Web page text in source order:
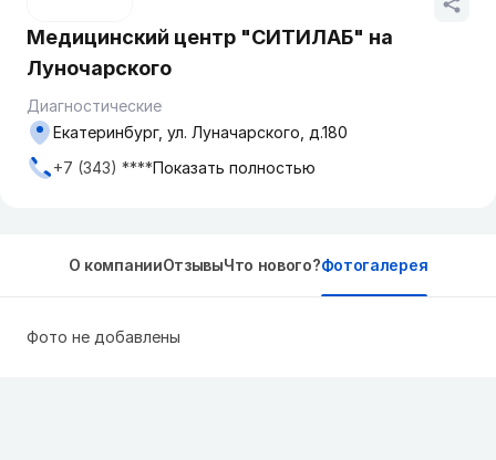
Медицинский центр "СИТИЛАБ" на
Луночарского
Диагностические
Екатеринбург, ул. Луначарского, д.180
+7 (343) ****Показать полностью
О компанииОтзывыЧто нового?Фотогалерея
Фото не добавлены